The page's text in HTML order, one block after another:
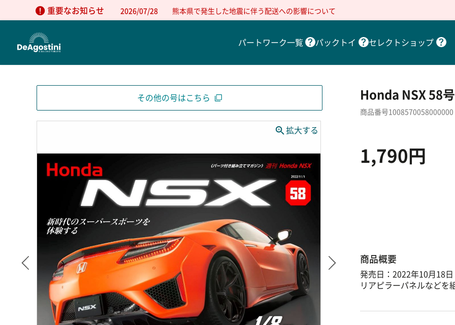
2026/07/28
重要なお知らせ 熊本県で発生した地震に伴う配送への影響について
パートワーク一覧 パックトイ セレクトショップ
その他の号はこちら Honda NSX 58号
商品番号1008570058000000
1,790円
商品概要
発売日：2022年10月18日
リアピラーパネルなどを